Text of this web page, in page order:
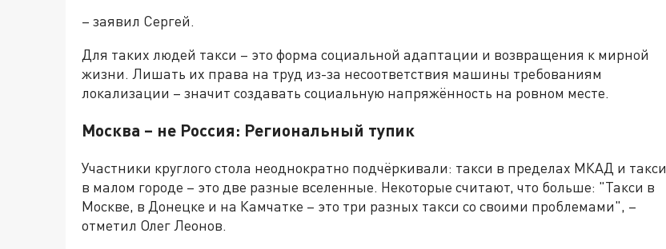
– заявил Сергей.
Для таких людей такси – это форма социальной адаптации и возвращения к мирной
жизни. Лишать их права на труд из-за несоответствия машины требованиям
локализации – значит создавать социальную напряжённость на ровном месте.
Москва – не Россия: Региональный тупик
Участники круглого стола неоднократно подчёркивали: такси в пределах МКАД и такси
в малом городе – это две разные вселенные. Некоторые считают, что больше: "Такси в
Москве, в Донецке и на Камчатке – это три разных такси со своими проблемами", –
отметил Олег Леонов.